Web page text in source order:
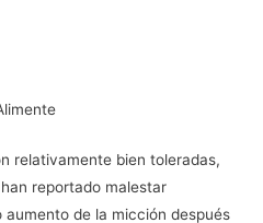
relativamente bien toleradas,
reportado malestar
de la micción después